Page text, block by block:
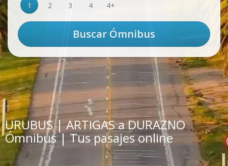
1
2 3 4 4+
URUBUS | ARTIGAS a DURAZNO
Ómnibus | Tus pasajes online